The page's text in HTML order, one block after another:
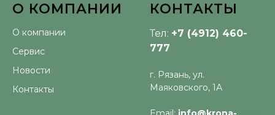
О КОМПАНИИ
О компании
Сервис
Новости
Контакты
КОНТАКТЫ
Тел: +7 (4912) 460-
777
г. Рязань, ул.
Маяковского, 1А